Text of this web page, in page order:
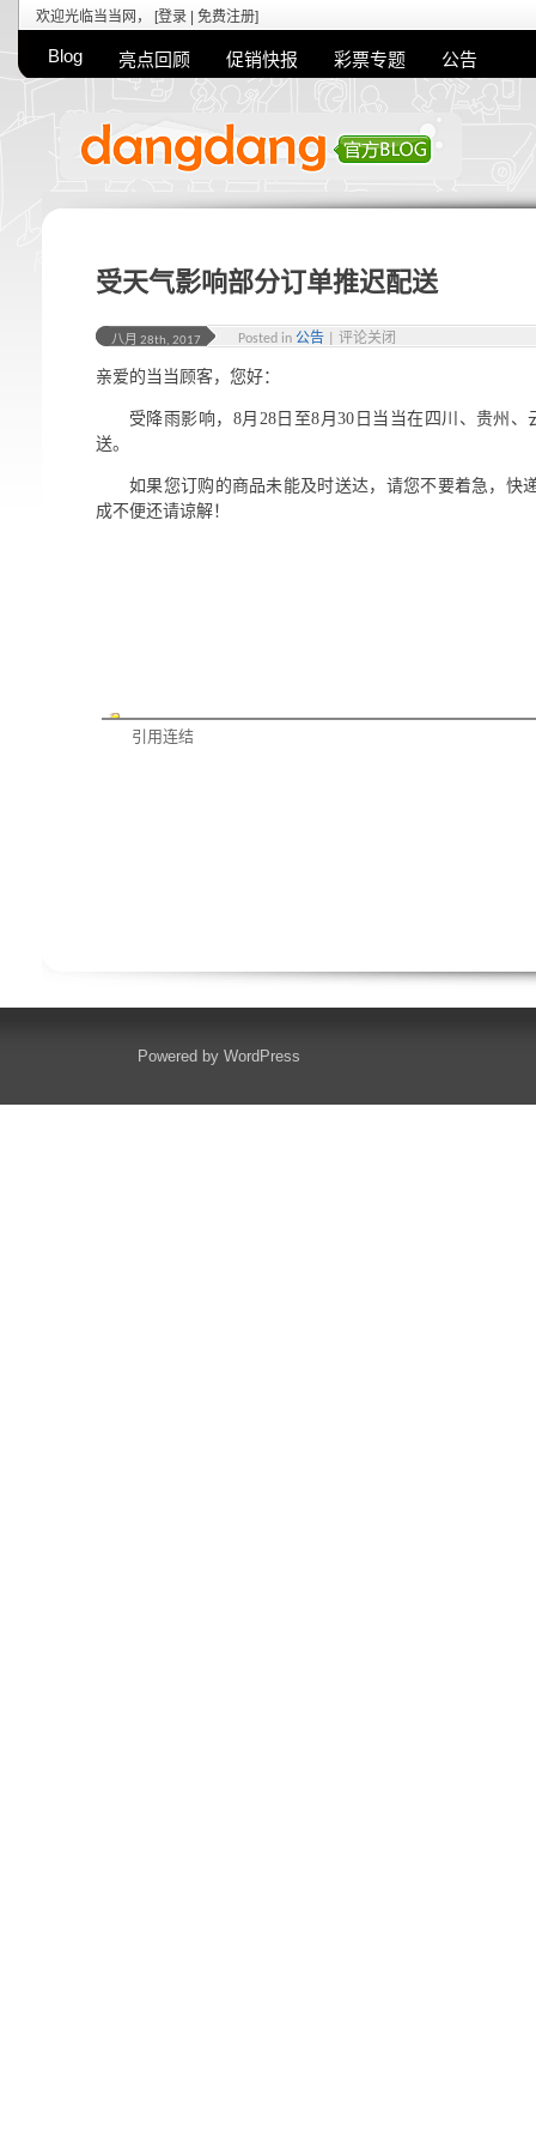
欢迎光临当当网， [登录 免费注册]
Blog 亮点回顾 促销快报 彩票专题 公告
受天气影响部分订单推迟配送
八月 28th, 2017 Posted in 公告 评论关闭
亲爱的当当顾客，您好：
受降雨影响，8月28日至8月30日当当在四川、贵州
送。
如果您订购的商品未能及时送达，请您不要着急，快
成不便还请谅解！
引用连结
Powered by WordPress